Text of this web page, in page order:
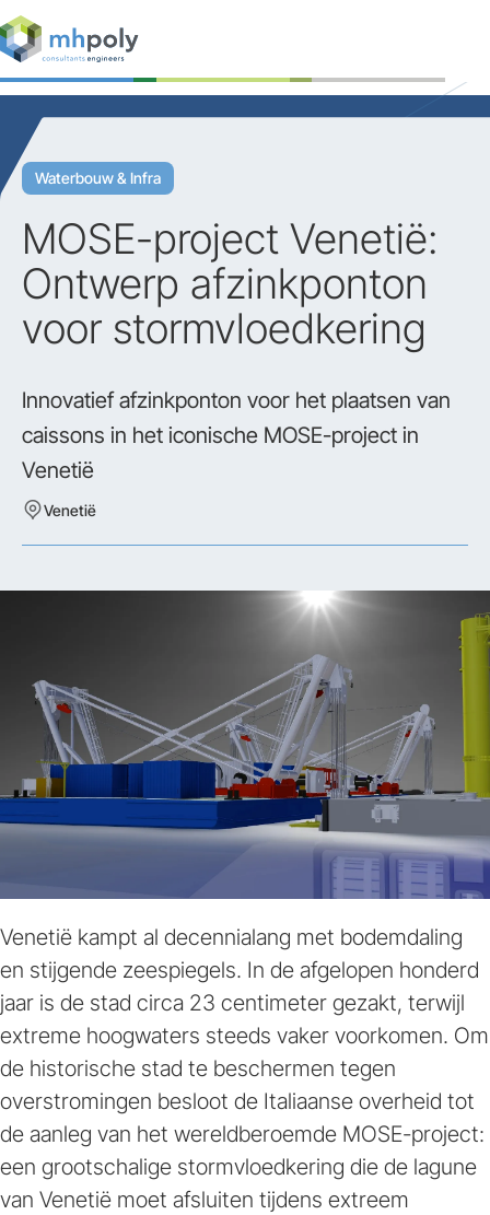
Expertises
Projecten
Werken bij
Contact
Waterbouw & Infra
MOSE-project Venetië:
Ontwerp afzinkponton
voor stormvloedkering
Innovatief afzinkponton voor het plaatsen van
caissons in het iconische MOSE-project in
Venetië
Venetië
Venetië kampt al decennialang met bodemdaling
en stijgende zeespiegels. In de afgelopen honderd
jaar is de stad circa 23 centimeter gezakt, terwijl
extreme hoogwaters steeds vaker voorkomen. Om
de historische stad te beschermen tegen
overstromingen besloot de Italiaanse overheid tot
de aanleg van het wereldberoemde MOSE-project:
een grootschalige stormvloedkering die de lagune
van Venetië moet afsluiten tijdens extreem